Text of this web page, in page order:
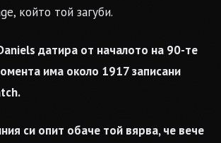
който той загуби.
датира от началото на 90-те
има около 1917 записани
си опит обаче той вярва, че вече